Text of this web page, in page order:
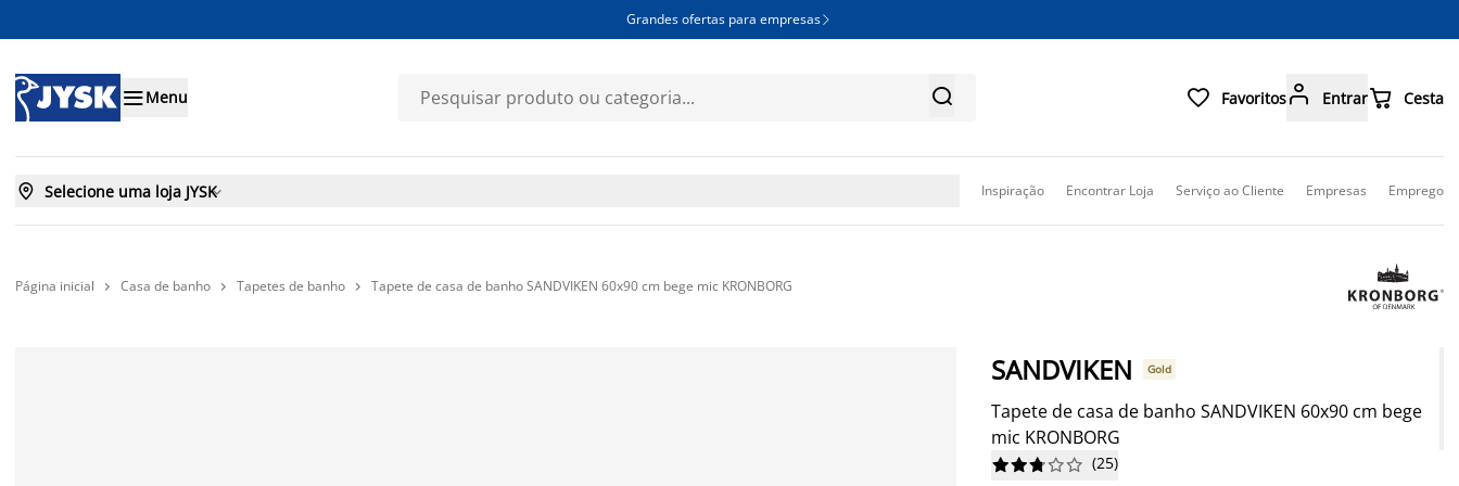
Grandes ofertas para empresas 
Menu   Favoritos Entrar Cesta
 Selecione uma loja JYSK Inspiração Encontrar Loja Serviço ao Cliente Empresas Emprego
Página inicial  Casa de banho  Tapetes de banho  Tapete de casa de banho SANDVIKEN 60x90 cm bege mic KRONBORG
SANDVIKEN Gold
Tapete de casa de banho SANDVIKEN 60x90 cm bege
mic KRONBORG





 (25)